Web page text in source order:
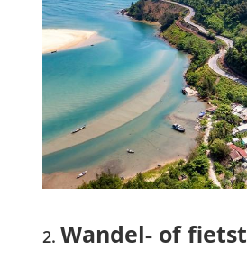
Download je reisgids Vietnam
Wandel- of